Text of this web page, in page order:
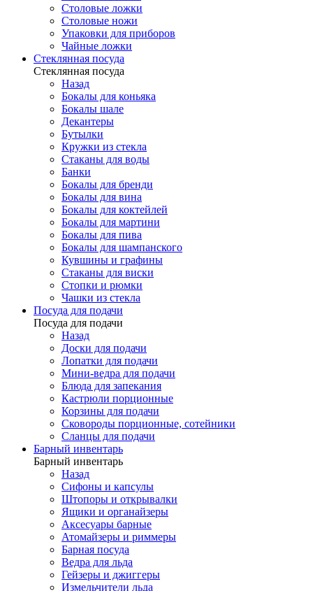
Столовые ложки
Столовые ножи
Упаковки для приборов
Чайные ложки
Стеклянная посуда
Стеклянная посуда
Назад
Бокалы для коньяка
Бокалы шале
Декантеры
Бутылки
Кружки из стекла
Стаканы для воды
Банки
Бокалы для бренди
Бокалы для вина
Бокалы для коктейлей
Бокалы для мартини
Бокалы для пива
Бокалы для шампанского
Кувшины и графины
Стаканы для виски
Стопки и рюмки
Чашки из стекла
Посуда для подачи
Посуда для подачи
Назад
Доски для подачи
Лопатки для подачи
Мини-ведра для подачи
Блюда для запекания
Кастрюли порционные
Корзины для подачи
Сковороды порционные, сотейники
Сланцы для подачи
Барный инвентарь
Барный инвентарь
Назад
Сифоны и капсулы
Штопоры и открывалки
Ящики и органайзеры
Аксесуары барные
Атомайзеры и риммеры
Барная посуда
Ведра для льда
Гейзеры и джиггеры
Измельчители льда